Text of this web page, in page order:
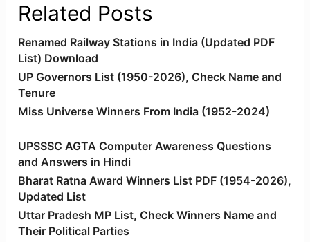
Related Posts
Renamed Railway Stations in India (Updated PDF
List) Download
UP Governors List (1950-2026), Check Name and
Tenure
Miss Universe Winners From India (1952-2024)
UPSSSC AGTA Computer Awareness Questions
and Answers in Hindi
Bharat Ratna Award Winners List PDF (1954-2026),
Updated List
Uttar Pradesh MP List, Check Winners Name and
Their Political Parties